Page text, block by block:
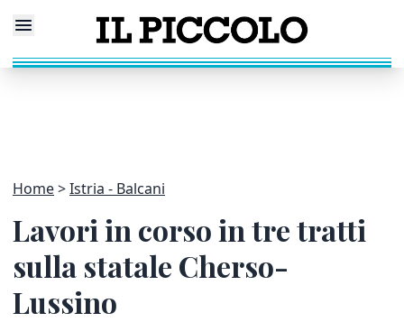
Home Istria - Balcani
Lavori in corso in tre tratti
sulla statale Cherso-
Lussino